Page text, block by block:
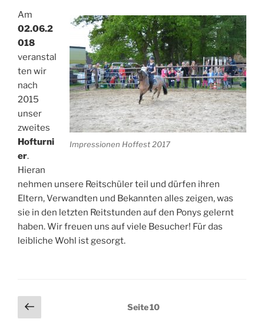
Impressionen Hoffest 2017
Am
02.06.2
018
veranstal
ten wir
nach
2015
unser
zweites
Hofturni
er.
Hieran
nehmen unsere Reitschüler teil und dürfen ihren
Eltern, Verwandten und Bekannten alles zeigen, was
sie in den letzten Reitstunden auf den Ponys gelernt
haben. Wir freuen uns auf viele Besucher! Für das
leibliche Wohl ist gesorgt.
Seitennummerierung
der
Vorherige
Seite
Seite10